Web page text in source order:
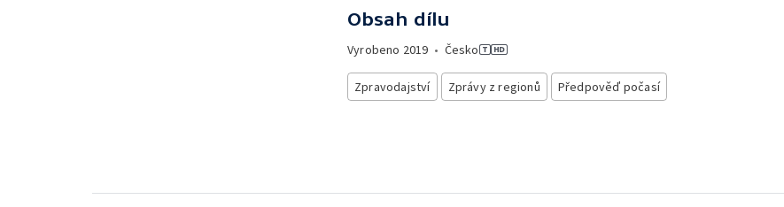
Obsah dílu
Vyrobeno 2019 • Česko
Zpravodajství Zprávy z regionů Předpověď počasí